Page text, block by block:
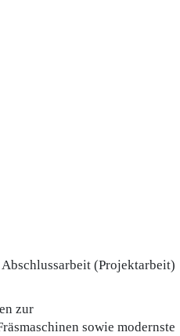
(Projektarbeit)
zur
sowie modernste